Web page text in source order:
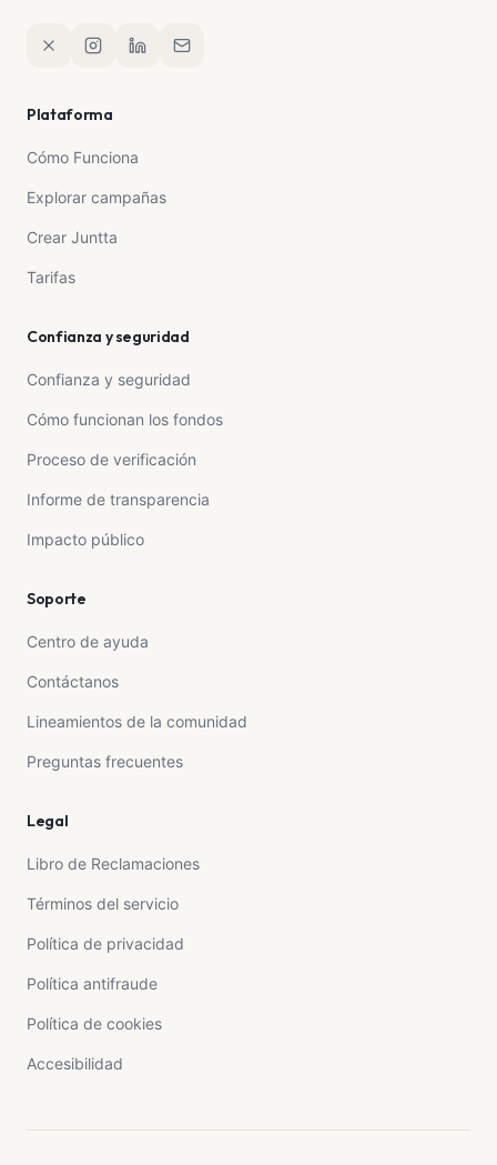
Plataforma
Cómo Funciona
Explorar campañas
Crear Juntta
Tarifas
Confianza y seguridad
Confianza y seguridad
Cómo funcionan los fondos
Proceso de verificación
Informe de transparencia
Impacto público
Soporte
Centro de ayuda
Contáctanos
Lineamientos de la comunidad
Preguntas frecuentes
Legal
Libro de Reclamaciones
Términos del servicio
Política de privacidad
Política antifraude
Política de cookies
Accesibilidad